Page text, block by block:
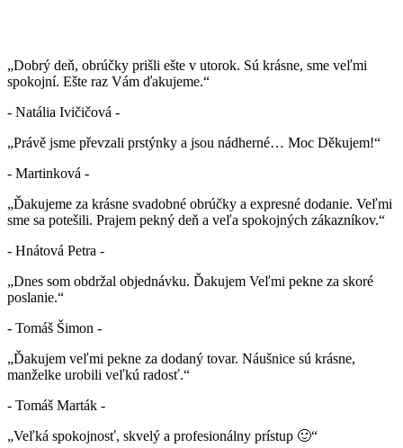
„Dobrý deň, obrúčky prišli ešte v utorok. Sú krásne, sme veľmi
spokojní. Ešte raz Vám ďakujeme.“
- Natália Ivičičová -
„Právě jsme převzali prstýnky a jsou nádherné… Moc Děkujem!“
- Martinková -
„Ďakujeme za krásne svadobné obrúčky a expresné dodanie. Veľmi
sme sa potešili. Prajem pekný deň a veľa spokojných zákazníkov.“
- Hnátová Petra -
„Dnes som obdržal objednávku. Ďakujem Veľmi pekne za skoré
poslanie.“
- Tomáš Šimon -
„Ďakujem veľmi pekne za dodaný tovar. Náušnice sú krásne,
manželke urobili veľkú radosť.“
- Tomáš Marták -
„Veľká spokojnosť, skvelý a profesionálny prístup 🙂“